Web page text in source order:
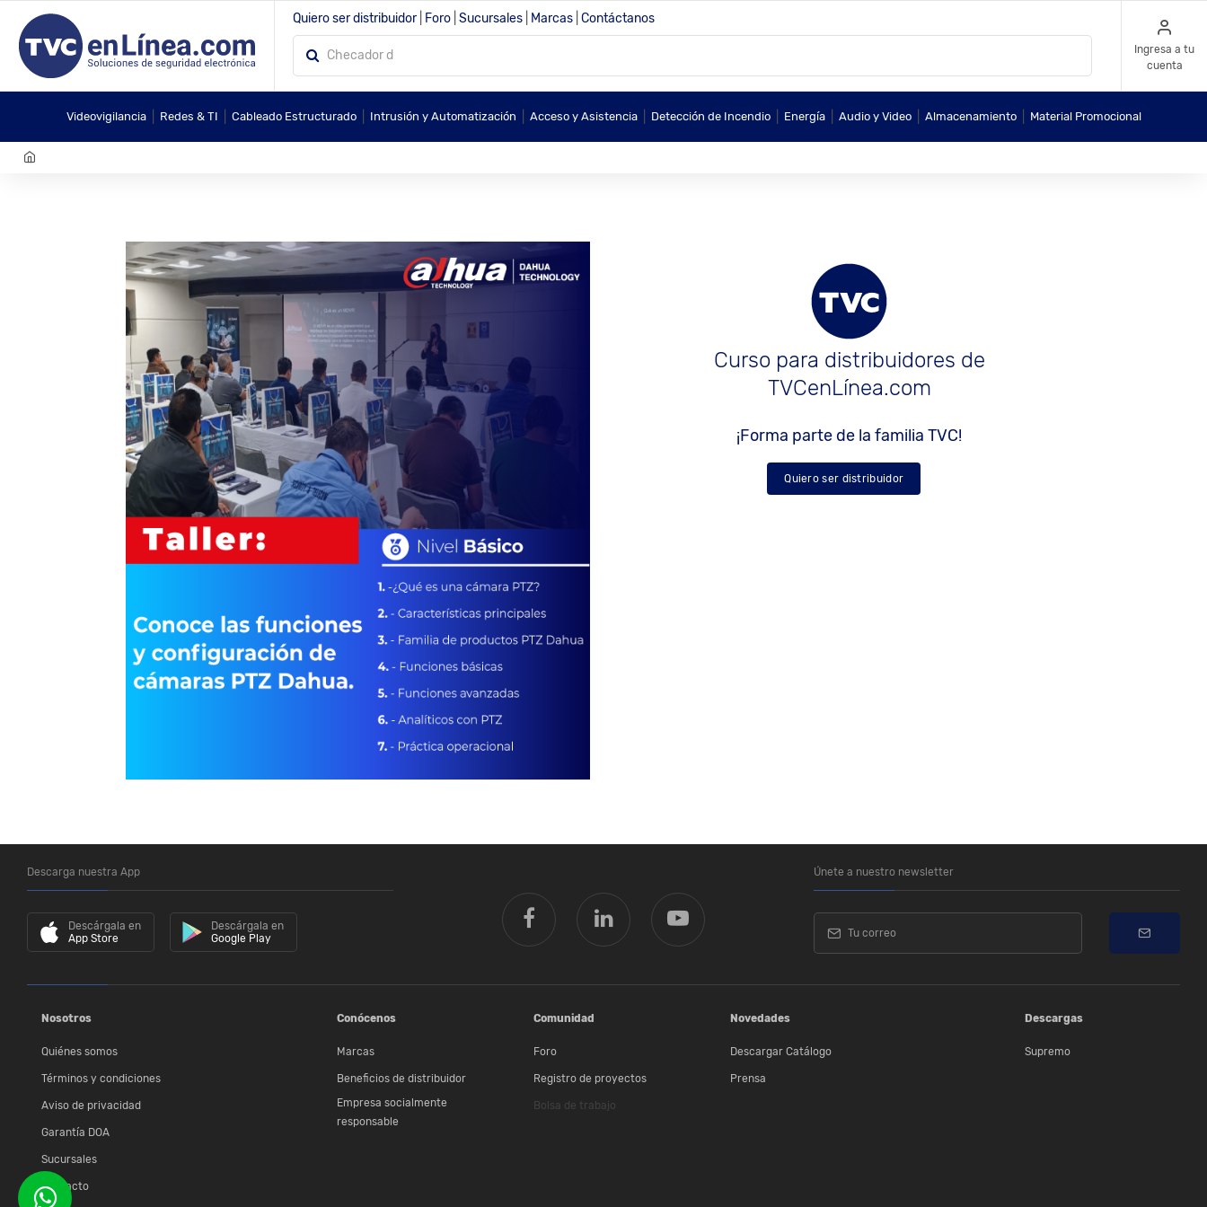
Quiero ser distribuidor Foro Sucursales Marcas Contáctanos
Ingresa a tu
cuenta
Videovigilancia Redes & TI Cableado Estructurado Intrusión y Automatización Acceso y Asistencia Detección de Incendio Energía Audio y Video Almacenamiento Material Promocional
Curso para distribuidores de
TVCenLínea.com
¡Forma parte de la familia TVC!
Quiero ser distribuidor
Descarga nuestra App
Descárgala en
App Store
Descárgala en
Google Play
Únete a nuestro newsletter
Nosotros
Quiénes somos
Términos y condiciones
Aviso de privacidad
Garantía DOA
Sucursales
Contacto
Conócenos
Marcas
Beneficios de distribuidor
Empresa socialmente
responsable
Comunidad
Foro
Registro de proyectos
Bolsa de trabajo
Novedades
Descargar Catálogo
Prensa
Descargas
Supremo